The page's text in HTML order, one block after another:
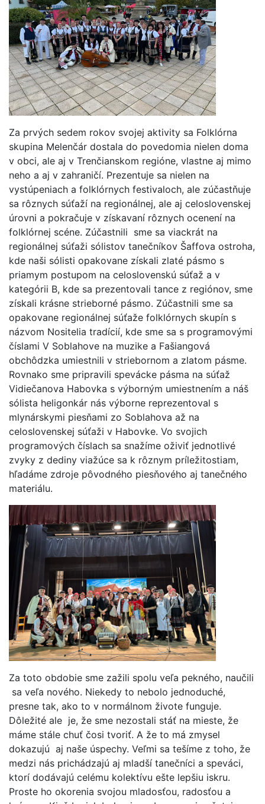
Za prvých sedem rokov svojej aktivity sa Folklórna
skupina Melenčár dostala do povedomia nielen doma
v obci, ale aj v Trenčianskom regióne, vlastne aj mimo
neho a aj v zahraničí. Prezentuje sa nielen na
vystúpeniach a folklórnych festivaloch, ale zúčastňuje
sa rôznych súťaží na regionálnej, ale aj celoslovenskej
úrovni a pokračuje v získavaní rôznych ocenení na
folklórnej scéne. Zúčastnili sme sa viackrát na
regionálnej súťaži sólistov tanečníkov Šaffova ostroha,
kde naši sólisti opakovane získali zlaté pásmo s
priamym postupom na celoslovenskú súťaž a v
kategórii B, kde sa prezentovali tance z regiónov, sme
získali krásne strieborné pásmo. Zúčastnili sme sa
opakovane regionálnej súťaže folklórnych skupín s
názvom Nositelia tradícií, kde sme sa s programovými
číslami V Soblahove na muzike a Fašiangová
obchôdzka umiestnili v striebornom a zlatom pásme.
Rovnako sme pripravili spevácke pásma na súťaž
Vidiečanova Habovka s výborným umiestnením a náš
sólista heligonkár nás výborne reprezentoval s
mlynárskymi piesňami zo Soblahova až na
celoslovenskej súťaži v Habovke. Vo svojich
programových číslach sa snažíme oživiť jednotlivé
zvyky z dediny viažúce sa k rôznym príležitostiam,
hľadáme zdroje pôvodného piesňového aj tanečného
materiálu.
Za toto obdobie sme zažili spolu veľa pekného, naučili
sa veľa nového. Niekedy to nebolo jednoduché,
presne tak, ako to v normálnom živote funguje.
Dôležité ale je, že sme nezostali stáť na mieste, že
máme stále chuť čosi tvoriť. A že to má zmysel
dokazujú aj naše úspechy. Veľmi sa tešíme z toho, že
medzi nás prichádzajú aj mladší tanečníci a speváci,
ktorí dodávajú celému kolektívu ešte lepšiu iskru.
Proste ho okorenia svojou mladosťou, radosťou a